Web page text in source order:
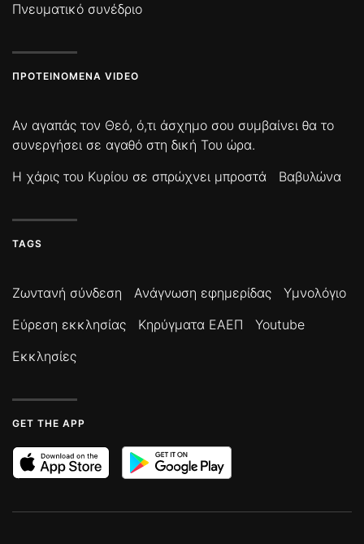
Πνευματικό συνέδριο
ΠΡΟΤΕΙΝΌΜΕΝΑ VIDEO
Αν αγαπάς τον Θεό, ό,τι άσχημο σου συμβαίνει θα το
συνεργήσει σε αγαθό στη δική Του ώρα.
Η χάρις του Κυρίου σε σπρώχνει μπροστά
Βαβυλώνα
TAGS
Ζωντανή σύνδεση Ανάγνωση εφημερίδας
Υμνολόγιο
Εύρεση εκκλησίας
Κηρύγματα ΕΑΕΠ
Youtube
Εκκλησίες
GET THE APP